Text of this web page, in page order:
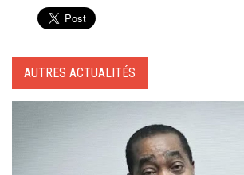
AUTRES ACTUALITÉS